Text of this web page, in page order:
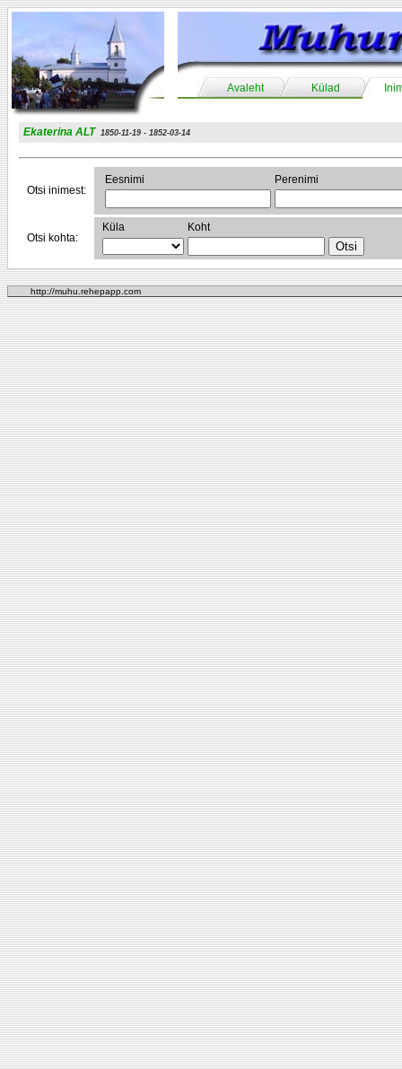
Avaleht Külad
Ekaterina ALT 1850-11-19 - 1852-03-14
Otsi inimest:
Eesnimi Perenimi
Otsi kohta:
Küla Koht
http://muhu.rehepapp.com